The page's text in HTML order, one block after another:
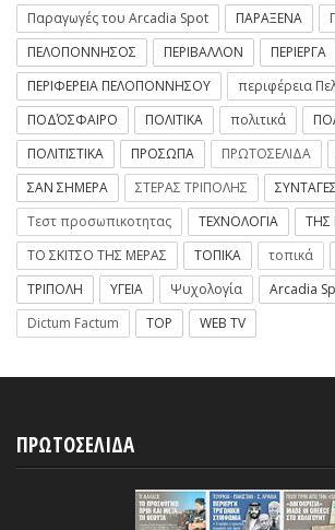
Παραγωγές του Arcadia Spot
ΠΑΡΑΞΕΝΑ
ΠΕΛΟΠΟΝΝΗΣΟΣ
ΠΕΡΙΒΑΛΛΟΝ
ΠΕΡΙΕΡΓΑ
ΠΕΡΙΦΕΡΕΙΑ ΠΕΛΟΠΟΝΝΗΣΟΥ
περιφέρεια
ΠΟΔΌΣΦΑΙΡΟ
ΠΟΛΙΤΙΚΑ πολιτικά
ΠΟΛΙΤΙΣΤΙΚΑ
ΠΡΟΣΩΠΑ ΠΡΩΤΟΣΕΛΙΔΑ
ΣΑΝ ΣΗΜΕΡΑ
ΣΤΕΡΑΣ ΤΡΙΠΟΛΗΣ ΣΥΝΤΑΓΕΣ
Τεστ προσωπικοτητας
ΤΕΧΝΟΛΟΓΙΑ
ΤΗΣ
ΤΟ ΣΚΙΤΣΟ ΤΗΣ ΜΕΡΑΣ
ΤΟΠΙΚΑ τοπικά
ΤΡΙΠΟΛΗ
ΥΓΕΙΑ Ψυχολογία Arcadia
Dictum Factum
TOP WEB TV
ΠΡΩΤΟΣΕΛΙΔΑ